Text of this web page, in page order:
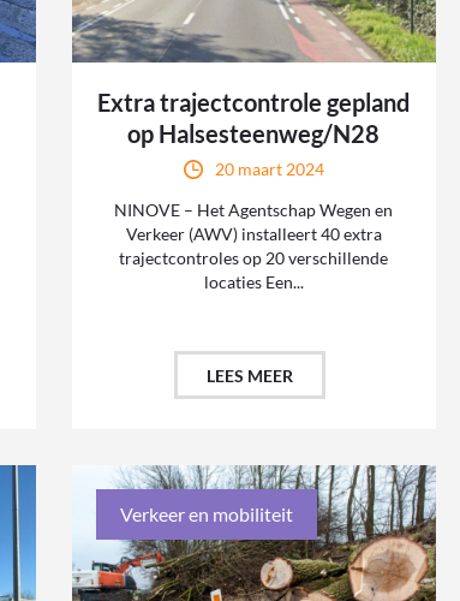
Extra trajectcontrole gepland
op Halsesteenweg/N28
20 maart 2024
NINOVE – Het Agentschap Wegen en
Verkeer (AWV) installeert 40 extra
trajectcontroles op 20 verschillende
locaties Een...
LEES MEER
Verkeer en mobiliteit